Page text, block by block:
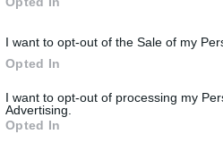
I want to opt-out of the Sale of my
Opted In
I want to opt-out of processing my
Advertising.
Opted In